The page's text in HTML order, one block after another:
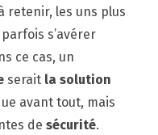
retenir, les uns plus
s’avérer
ce cas, un
serait la solution
avant tout, mais
de sécurité.